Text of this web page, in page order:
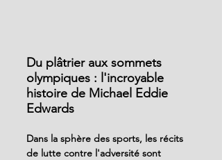
Du plâtrier aux sommets
olympiques : l'incroyable
histoire de Michael Eddie
Edwards
Dans la sphère des sports, les récits
de lutte contre l'adversité sont